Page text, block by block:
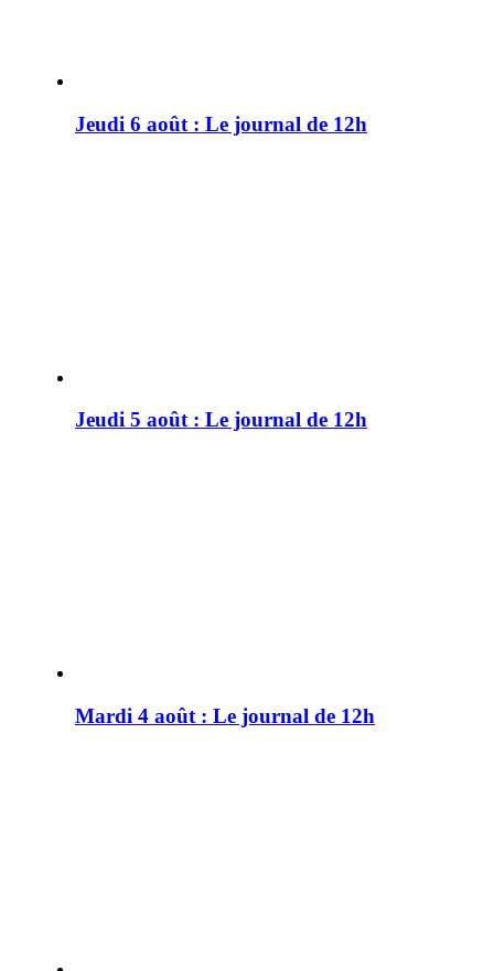
Jeudi 6 août : Le journal de 12h
Jeudi 5 août : Le journal de 12h
Mardi 4 août : Le journal de 12h